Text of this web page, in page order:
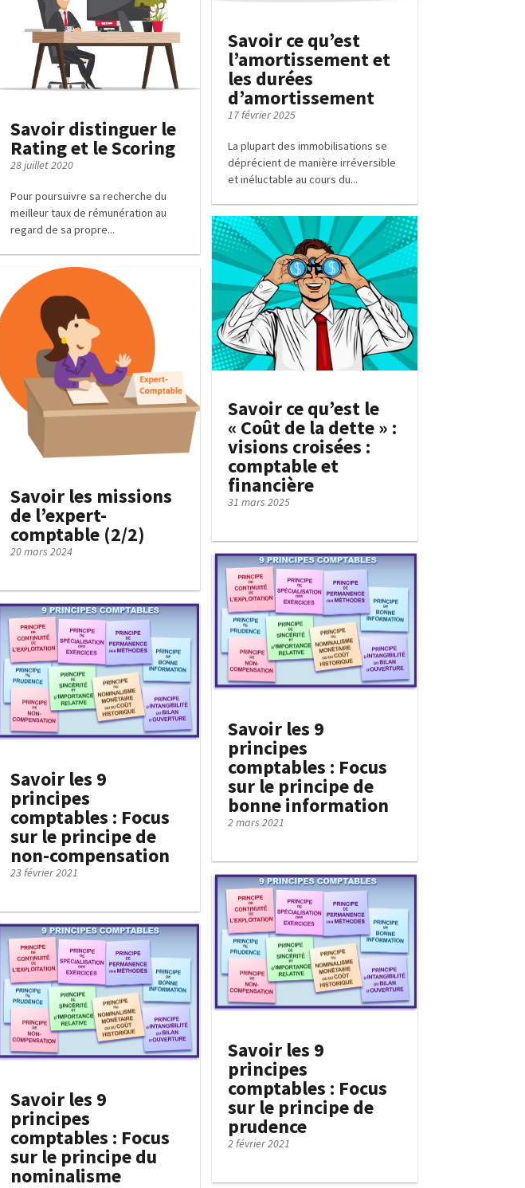
Savoir ce qu’est
l’amortissement et
les durées
d’amortissement
17 février 2025
La plupart des immobilisations se
déprécient de manière irréversible
et inéluctable au cours du...
Savoir distinguer le
Rating et le Scoring
28 juillet 2020
Pour poursuivre sa recherche du
meilleur taux de rémunération au
regard de sa propre...
Savoir ce qu’est le
« Coût de la dette » :
visions croisées :
comptable et
financière
31 mars 2025
Savoir les missions
de l’expert-
comptable (2/2)
20 mars 2024
Savoir les 9
principes
comptables : Focus
sur le principe de
bonne information
2 mars 2021
Savoir les 9
principes
comptables : Focus
sur le principe de
non-compensation
23 février 2021
Savoir les 9
principes
comptables : Focus
sur le principe de
prudence
2 février 2021
Savoir les 9
principes
comptables : Focus
sur le principe du
nominalisme